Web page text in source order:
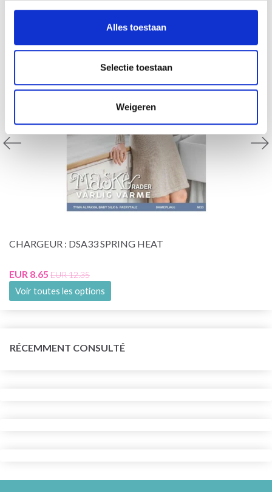
Alles toestaan
Selectie toestaan
Weigeren
CHARGEUR : DSA33 SPRING HEAT
EUR 8.65 EUR 12.35
Voir toutes les options
RÉCEMMENT CONSULTÉ